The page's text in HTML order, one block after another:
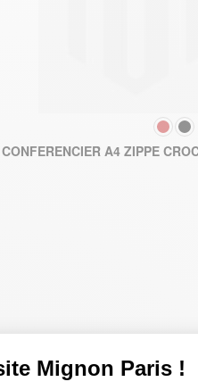
COULEUR
CONFERENCIER A4 ZIPPE